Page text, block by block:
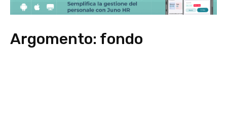
Argomento: fondo